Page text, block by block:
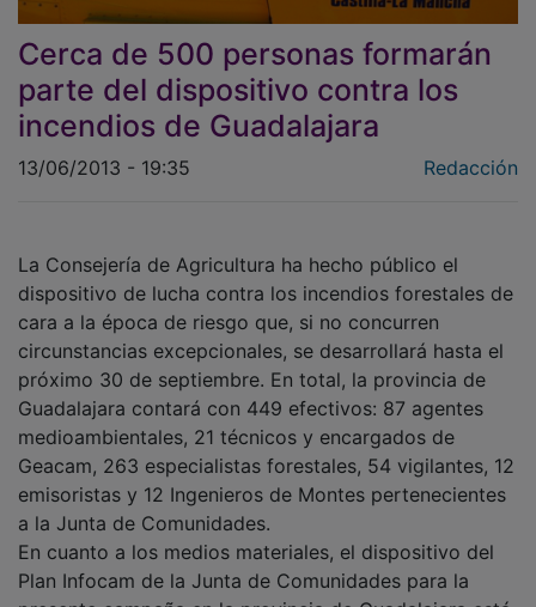
Cerca de 500 personas formarán
parte del dispositivo contra los
incendios de Guadalajara
dispositivo de lucha contra los incendios forestales de
cara a la época de riesgo que, si no concurren
circunstancias excepcionales, se desarrollará hasta el
próximo 30 de septiembre. En total, la provincia de
Guadalajara contará con 449 efectivos: 87 agentes
medioambientales, 21 técnicos y encargados de
Geacam, 263 especialistas forestales, 54 vigilantes, 12
emisoristas y 12 Ingenieros de Montes pertenecientes
a la Junta de Comunidades.
En cuanto a los medios materiales, el dispositivo del
Plan Infocam de la Junta de Comunidades para la
presente campaña en la provincia de Guadalajara está